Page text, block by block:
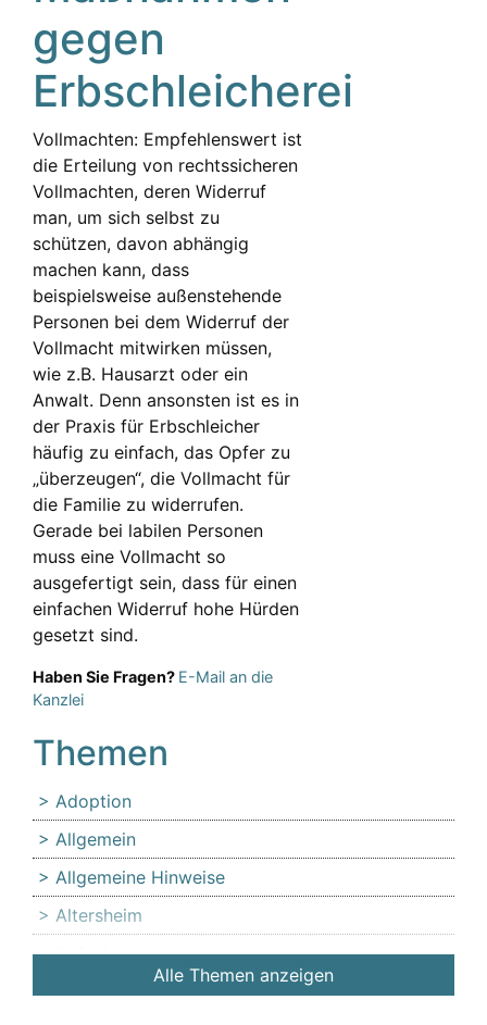
gegen
Erbschleicherei
Vollmachten: Empfehlenswert ist
die Erteilung von rechtssicheren
Vollmachten, deren Widerruf
man, um sich selbst zu
schützen, davon abhängig
machen kann, dass
beispielsweise außenstehende
Personen bei dem Widerruf der
Vollmacht mitwirken müssen,
wie z.B. Hausarzt oder ein
Anwalt. Denn ansonsten ist es in
der Praxis für Erbschleicher
häufig zu einfach, das Opfer zu
„überzeugen“, die Vollmacht für
die Familie zu widerrufen.
Gerade bei labilen Personen
muss eine Vollmacht so
ausgefertigt sein, dass für einen
einfachen Widerruf hohe Hürden
gesetzt sind.
Haben Sie Fragen? E-Mail an die
Kanzlei
Themen
Adoption
Allgemein
Allgemeine Hinweise
Altersheim
Anfechtung
Angehörige
Alle Themen anzeigen